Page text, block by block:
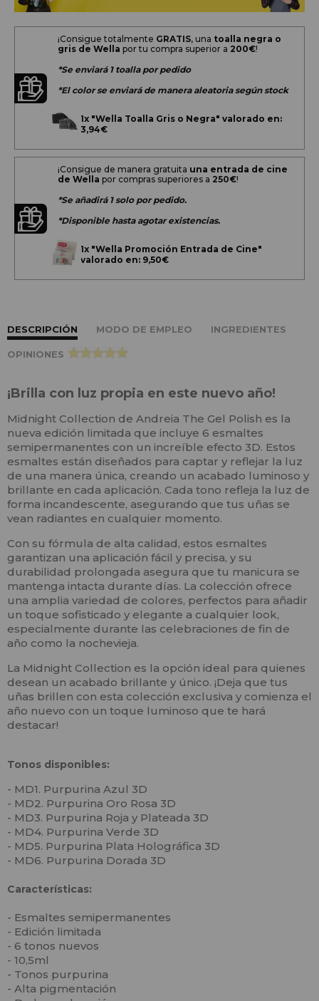
¡Consigue totalmente GRATIS, una toalla negra o
gris de Wella por tu compra superior a 200€!
*Se enviará 1 toalla por pedido
*El color se enviará de manera aleatoria según stock
1x "Wella Toalla Gris o Negra" valorado en:
3,94€
¡Consigue de manera gratuita una entrada de cine
de Wella por compras superiores a 250€!
*Se añadirá 1 solo por pedido.
*Disponible hasta agotar existencias.
1x "Wella Promoción Entrada de Cine"
valorado en: 9,50€
DESCRIPCIÓN MODO DE EMPLEO INGREDIENTES
OPINIONES >
¡Brilla con luz propia en este nuevo año!
Midnight Collection de Andreia The Gel Polish es la
nueva edición limitada que incluye 6 esmaltes
semipermanentes con un increíble efecto 3D. Estos
esmaltes están diseñados para captar y reflejar la luz
de una manera única, creando un acabado luminoso y
brillante en cada aplicación. Cada tono refleja la luz de
forma incandescente, asegurando que tus uñas se
vean radiantes en cualquier momento.
Con su fórmula de alta calidad, estos esmaltes
garantizan una aplicación fácil y precisa, y su
durabilidad prolongada asegura que tu manicura se
mantenga intacta durante días. La colección ofrece
una amplia variedad de colores, perfectos para añadir
un toque sofisticado y elegante a cualquier look,
especialmente durante las celebraciones de fin de
año como la nochevieja.
La Midnight Collection es la opción ideal para quienes
desean un acabado brillante y único. ¡Deja que tus
uñas brillen con esta colección exclusiva y comienza el
año nuevo con un toque luminoso que te hará
destacar!
Tonos disponibles:
- MD1. Purpurina Azul 3D
- MD2. Purpurina Oro Rosa 3D
- MD3. Purpurina Roja y Plateada 3D
- MD4. Purpurina Verde 3D
- MD5. Purpurina Plata Holográfica 3D
- MD6. Purpurina Dorada 3D
Características:
- Esmaltes semipermanentes
- Edición limitada
- 6 tonos nuevos
- 10,5ml
- Tonos purpurina
- Alta pigmentación